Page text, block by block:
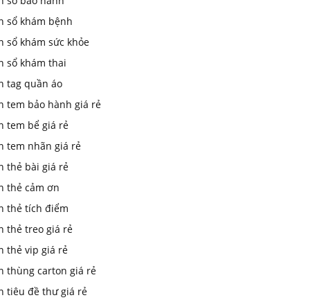
sổ khám bệnh
sổ khám sức khỏe
sổ khám thai
tag quần áo
tem bảo hành giá rẻ
tem bể giá rẻ
tem nhãn giá rẻ
thẻ bài giá rẻ
thẻ cảm ơn
thẻ tích điểm
thẻ treo giá rẻ
thẻ vip giá rẻ
thùng carton giá rẻ
tiêu đề thư giá rẻ